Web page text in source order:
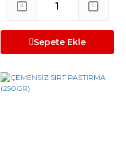
Sepete Ekle